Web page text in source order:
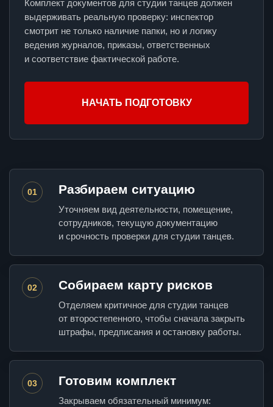
Комплект документов для студии танцев должен
выдерживать реальную проверку: инспектор
смотрит не только наличие папки, но и логику
ведения журналов, приказы, ответственных
и соответствие фактической работе.
НАЧАТЬ ПОДГОТОВКУ
01 Разбираем ситуацию
Уточняем вид деятельности, помещение,
сотрудников, текущую документацию
и срочность проверки для студии танцев.
02 Собираем карту рисков
Отделяем критичное для студии танцев
от второстепенного, чтобы сначала закрыть
штрафы, предписания и остановку работы.
03 Готовим комплект
Закрываем обязательный минимум: